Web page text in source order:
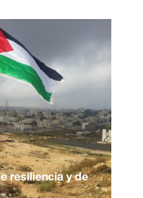
resiliencia y de